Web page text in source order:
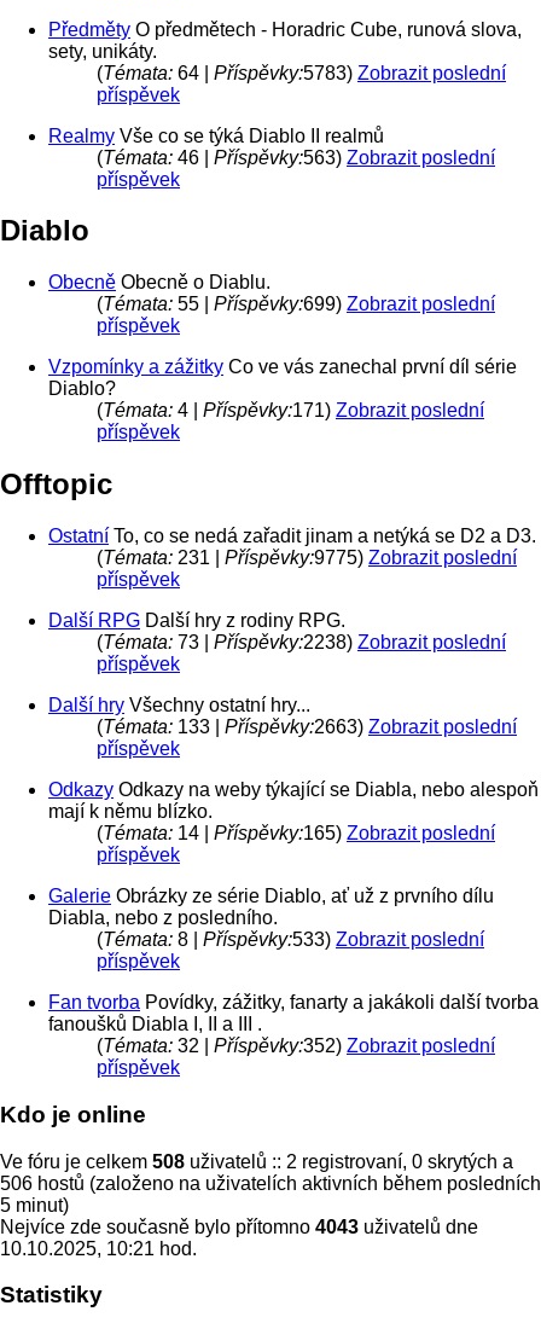
Předměty O předmětech - Horadric Cube, runová slova,
sety, unikáty.
(Témata: 64 | Příspěvky:5783) Zobrazit poslední
příspěvek
Realmy Vše co se týká Diablo II realmů
(Témata: 46 | Příspěvky:563) Zobrazit poslední
příspěvek
Diablo
Obecně Obecně o Diablu.
(Témata: 55 | Příspěvky:699) Zobrazit poslední
příspěvek
Vzpomínky a zážitky Co ve vás zanechal první díl série
Diablo?
(Témata: 4 | Příspěvky:171) Zobrazit poslední
příspěvek
Offtopic
Ostatní To, co se nedá zařadit jinam a netýká se D2 a D3.
(Témata: 231 | Příspěvky:9775) Zobrazit poslední
příspěvek
Další RPG Další hry z rodiny RPG.
(Témata: 73 | Příspěvky:2238) Zobrazit poslední
příspěvek
Další hry Všechny ostatní hry...
(Témata: 133 | Příspěvky:2663) Zobrazit poslední
příspěvek
Odkazy Odkazy na weby týkající se Diabla, nebo alespoň
mají k němu blízko.
(Témata: 14 | Příspěvky:165) Zobrazit poslední
příspěvek
Galerie Obrázky ze série Diablo, ať už z prvního dílu
Diabla, nebo z posledního.
(Témata: 8 | Příspěvky:533) Zobrazit poslední
příspěvek
Fan tvorba Povídky, zážitky, fanarty a jakákoli další tvorba
fanoušků Diabla I, II a III .
(Témata: 32 | Příspěvky:352) Zobrazit poslední
příspěvek
Kdo je online
Ve fóru je celkem 508 uživatelů :: 2 registrovaní, 0 skrytých a
506 hostů (založeno na uživatelích aktivních během posledních
5 minut)
Nejvíce zde současně bylo přítomno 4043 uživatelů dne
10.10.2025, 10:21 hod.
Statistiky